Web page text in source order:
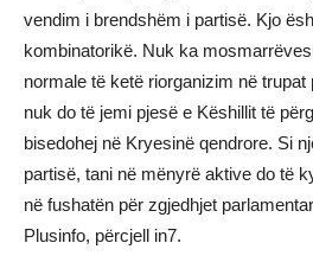
vendim i brendshëm i partisë. Kjo
kombinatorikë. Nuk ka
normale të ketë riorganizim në
nuk do të jemi pjesë e Këshillit të
bisedohej në Kryesinë qendrore. Si
partisë, tani në mënyrë aktive do të
në fushatën për zgjedhjet
Plusinfo, përcjell in7.